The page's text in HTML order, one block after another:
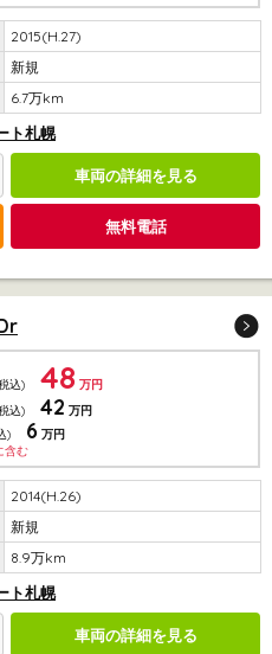
2015(H.27)
新規
6.7万km
ト札幌
車両の詳細を見る
無料電話
込) 48 万円
込) 42 万円
) 6 万円
含む
2014(H.26)
新規
8.9万km
ト札幌
車両の詳細を見る